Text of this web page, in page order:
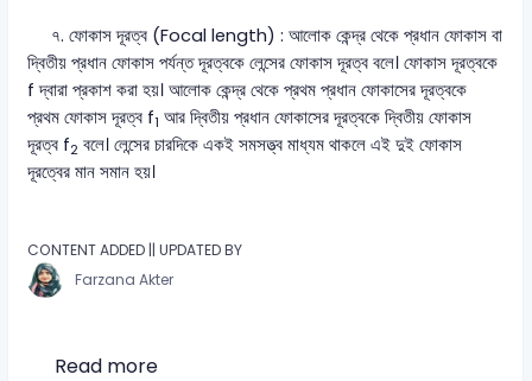
৭. ফোকাস দূরত্ব (Focal length) : আলোক কেন্দ্র থেকে প্রধান ফোকাস বা
দ্বিতীয় প্রধান ফোকাস পর্যন্ত দূরত্বকে লেন্সের ফোকাস দূরত্ব বলে। ফোকাস দূরত্বকে
f দ্বারা প্রকাশ করা হয়। আলোক কেন্দ্র থেকে প্রথম প্রধান ফোকাসের দূরত্বকে
প্রথম ফোকাস দূরত্ব f1 আর দ্বিতীয় প্রধান ফোকাসের দূরত্বকে দ্বিতীয় ফোকাস
দূরত্ব f2 বলে। লেন্সের চারদিকে একই সমসত্ত্ব মাধ্যম থাকলে এই দুই ফোকাস
দূরত্বের মান সমান হয়।
CONTENT ADDED || UPDATED BY
Farzana Akter
Read more